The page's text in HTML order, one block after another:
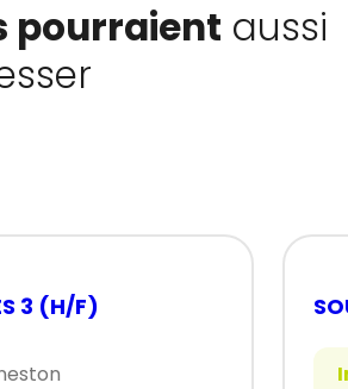
pourraient aussi
3 (H/F)